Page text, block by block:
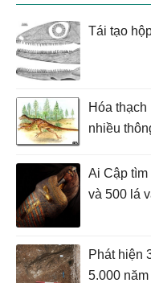
Tái tạo
Hóa
nhiều
Ai Cập
và 500 lá
Phát hiện
5.000